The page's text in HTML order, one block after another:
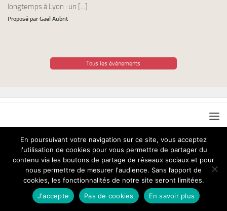
longtemps à Lyon : un [...]
Proposé par Gaël Aubrit
Tous les événements
Chant pour Tous © 2026. Tous droits réservés.
En poursuivant votre navigation sur ce site, vous acceptez
l'utilisation de cookies pour vous permettre de partager du
contenu via les boutons de partage de réseaux sociaux et pour
nous permettre de mesurer l'audience. Sans l’apport de
cookies, les fonctionnalités de notre site seront limitées.
J'accepte
Pas de cookies En savoir plus